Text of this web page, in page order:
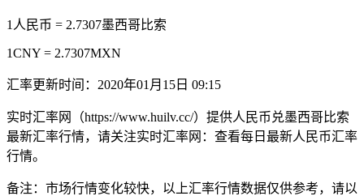
1人民币 = 2.7307墨西哥比索
1CNY = 2.7307MXN
汇率更新时间：2020年01月15日 09:15
实时汇率网（https://www.huilv.cc/）提供人民币兑墨西哥比索
最新汇率行情，请关注实时汇率网：查看每日最新人民币汇率
行情。
备注：市场行情变化较快，以上汇率行情数据仅供参考，请以